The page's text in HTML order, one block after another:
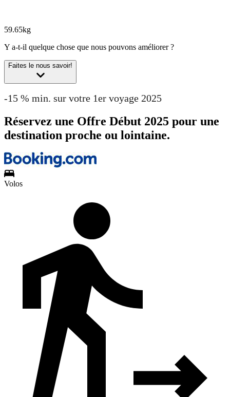
59.65kg
Y a-t-il quelque chose que nous pouvons améliorer ?
Faites le nous savoir!
-15 % min. sur votre 1er voyage 2025
Réservez une Offre Début 2025 pour une
destination proche ou lointaine.
Volos